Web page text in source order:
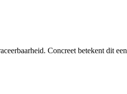
Concreet betekent dit een